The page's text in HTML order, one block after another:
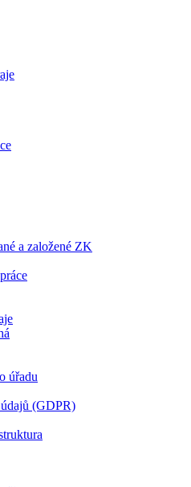
a založené ZK
úřadu
(GDPR)